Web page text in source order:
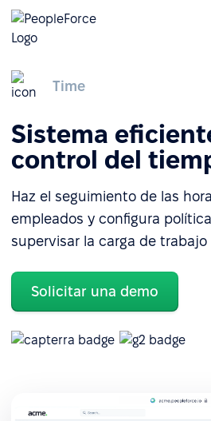
Time
Sistema
control del
Haz el seguimiento de las
empleados y configura
supervisar la carga de trabajo
Solicitar una demo